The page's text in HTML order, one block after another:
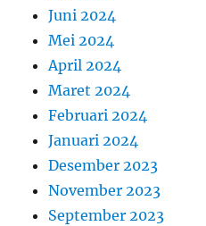
Juni 2024
Mei 2024
April 2024
Maret 2024
Februari 2024
Januari 2024
Desember 2023
November 2023
September 2023